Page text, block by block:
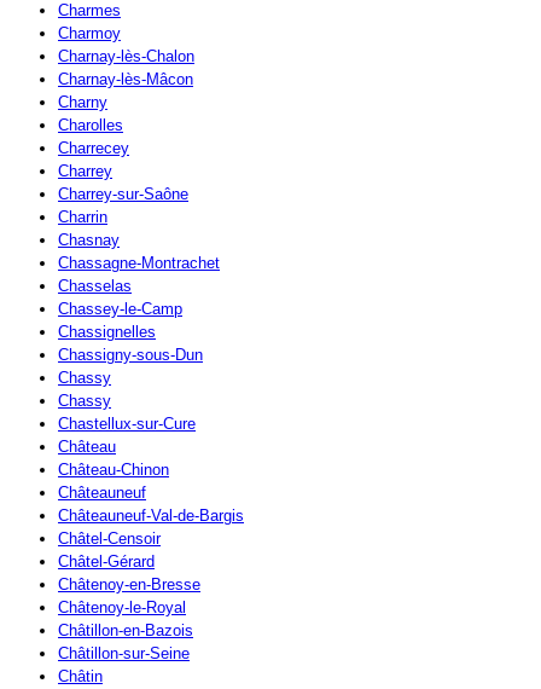
Charmes
Charmoy
Charnay-lès-Chalon
Charnay-lès-Mâcon
Charny
Charolles
Charrecey
Charrey
Charrey-sur-Saône
Charrin
Chasnay
Chassagne-Montrachet
Chasselas
Chassey-le-Camp
Chassignelles
Chassigny-sous-Dun
Chassy
Chassy
Chastellux-sur-Cure
Château
Château-Chinon
Châteauneuf
Châteauneuf-Val-de-Bargis
Châtel-Censoir
Châtel-Gérard
Châtenoy-en-Bresse
Châtenoy-le-Royal
Châtillon-en-Bazois
Châtillon-sur-Seine
Châtin